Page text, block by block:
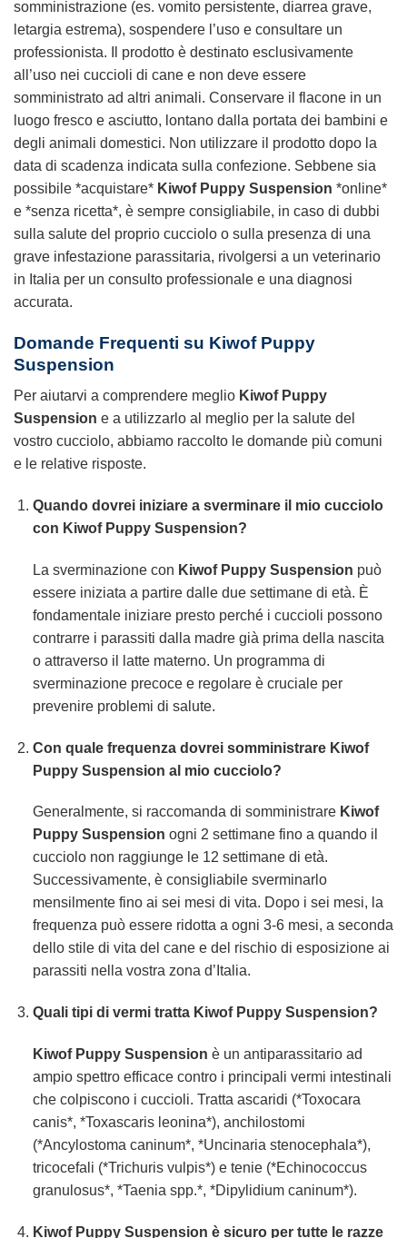
somministrazione (es. vomito persistente, diarrea grave,
letargia estrema), sospendere l’uso e consultare un
professionista. Il prodotto è destinato esclusivamente
all’uso nei cuccioli di cane e non deve essere
somministrato ad altri animali. Conservare il flacone in un
luogo fresco e asciutto, lontano dalla portata dei bambini e
degli animali domestici. Non utilizzare il prodotto dopo la
data di scadenza indicata sulla confezione. Sebbene sia
possibile *acquistare* Kiwof Puppy Suspension *online*
e *senza ricetta*, è sempre consigliabile, in caso di dubbi
sulla salute del proprio cucciolo o sulla presenza di una
grave infestazione parassitaria, rivolgersi a un veterinario
in Italia per un consulto professionale e una diagnosi
accurata.
Domande Frequenti su Kiwof Puppy
Suspension
Per aiutarvi a comprendere meglio Kiwof Puppy
Suspension e a utilizzarlo al meglio per la salute del
vostro cucciolo, abbiamo raccolto le domande più comuni
e le relative risposte.
Quando dovrei iniziare a sverminare il mio cucciolo
con Kiwof Puppy Suspension?
La sverminazione con Kiwof Puppy Suspension può
essere iniziata a partire dalle due settimane di età. È
fondamentale iniziare presto perché i cuccioli possono
contrarre i parassiti dalla madre già prima della nascita
o attraverso il latte materno. Un programma di
sverminazione precoce e regolare è cruciale per
prevenire problemi di salute.
Con quale frequenza dovrei somministrare Kiwof
Puppy Suspension al mio cucciolo?
Generalmente, si raccomanda di somministrare Kiwof
Puppy Suspension ogni 2 settimane fino a quando il
cucciolo non raggiunge le 12 settimane di età.
Successivamente, è consigliabile sverminarlo
mensilmente fino ai sei mesi di vita. Dopo i sei mesi, la
frequenza può essere ridotta a ogni 3-6 mesi, a seconda
dello stile di vita del cane e del rischio di esposizione ai
parassiti nella vostra zona d’Italia.
Quali tipi di vermi tratta Kiwof Puppy Suspension?
Kiwof Puppy Suspension è un antiparassitario ad
ampio spettro efficace contro i principali vermi intestinali
che colpiscono i cuccioli. Tratta ascaridi (*Toxocara
canis*, *Toxascaris leonina*), anchilostomi
(*Ancylostoma caninum*, *Uncinaria stenocephala*),
tricocefali (*Trichuris vulpis*) e tenie (*Echinococcus
granulosus*, *Taenia spp.*, *Dipylidium caninum*).
Kiwof Puppy Suspension è sicuro per tutte le razze